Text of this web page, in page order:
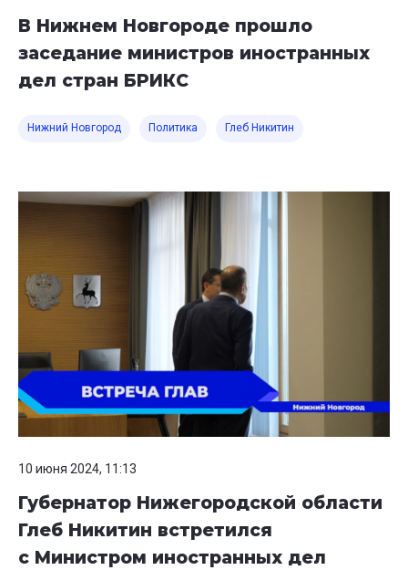
В Нижнем Новгороде прошло
заседание министров иностранных
дел стран БРИКС
Нижний Новгород Политика Глеб Никитин
10 июня 2024, 11:13
Губернатор Нижегородской области
Глеб Никитин встретился
с Министром иностранных дел